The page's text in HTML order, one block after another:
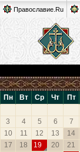
Православие.Ru
Пн Вт Ср Чт Пт
3
4 5 6 7
10
11 12 13 14
17
18 19 20 21